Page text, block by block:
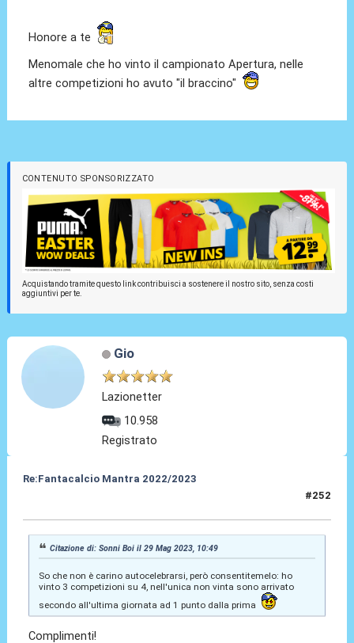
Honore a te
Menomale che ho vinto il campionato Apertura, nelle
altre competizioni ho avuto "il braccino"
CONTENUTO SPONSORIZZATO
Acquistando tramite questo link contribuisci a sostenere il nostro sito, senza costi
aggiuntivi per te.
Gio
Lazionetter
10.958
Registrato
Re:Fantacalcio Mantra 2022/2023
#252
Citazione di: Sonni Boi il 29 Mag 2023, 10:49
So che non è carino autocelebrarsi, però consentitemelo: ho
vinto 3 competizioni su 4, nell'unica non vinta sono arrivato
secondo all'ultima giornata ad 1 punto dalla prima
Complimenti!